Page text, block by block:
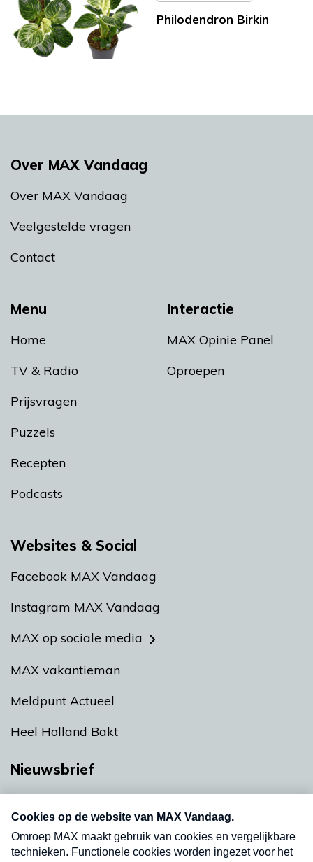
Philodendron Birkin
Menu
Home
TV & Radio
Prijsvragen
Puzzels
Recepten
Podcasts
Interactie
MAX Opinie Panel
Oproepen
Over MAX Vandaag
Over MAX Vandaag
Veelgestelde vragen
Contact
Websites & Social
Facebook MAX Vandaag
Instagram MAX Vandaag
MAX op sociale media
MAX vakantieman
Meldpunt Actueel
Heel Holland Bakt
Nieuwsbrief
nieuwsbrief. Elke vrijdag- en dinsdagochtend in
uw mailbox.